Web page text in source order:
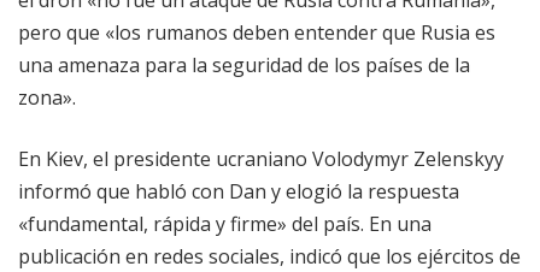
pero que «los rumanos deben entender que Rusia es
una amenaza para la seguridad de los países de la
zona».
En Kiev, el presidente ucraniano Volodymyr Zelenskyy
informó que habló con Dan y elogió la respuesta
«fundamental, rápida y firme» del país. En una
publicación en redes sociales, indicó que los ejércitos de